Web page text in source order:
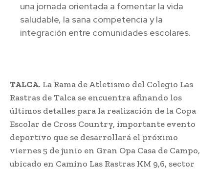
una jornada orientada a fomentar la vida
saludable, la sana competencia y la
integración entre comunidades escolares.
TALCA. La Rama de Atletismo del Colegio Las
Rastras de Talca se encuentra afinando los
últimos detalles para la realización de la Copa
Escolar de Cross Country, importante evento
deportivo que se desarrollará el próximo
viernes 5 de junio en Gran Opa Casa de Campo,
ubicado en Camino Las Rastras KM 9,6, sector